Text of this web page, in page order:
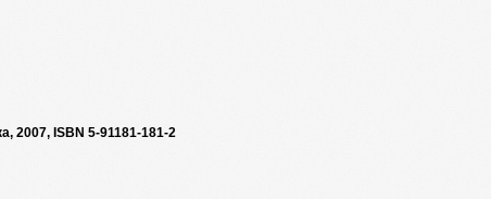
2007, ISBN 5-91181-181-2